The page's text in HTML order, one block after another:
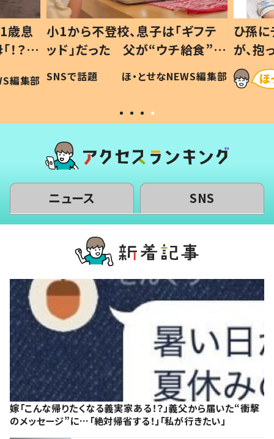
、息子は「ギフテ
父が“ウチ給食”を
由とは #令和の親
ほ・とせなNEWS編集部
ひ孫にデレデレな80歳じ
が、抱っこすると…ひ孫の
「涙が出ました」「可愛く
い」
ほ・とせな
ニュース SNS
嫁「こんな帰りたくなる義実家ある！？」義父から届いた“衝撃
のメッセージ”に…「絶対帰省する！」「私が行きたい」